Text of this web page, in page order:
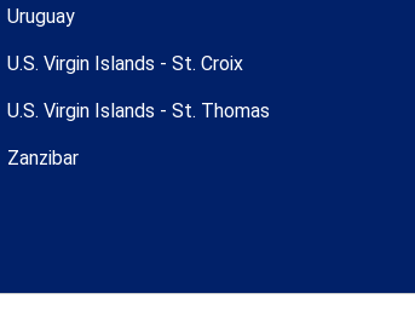
Uruguay
U.S. Virgin Islands - St. Croix
U.S. Virgin Islands - St. Thomas
Zanzibar